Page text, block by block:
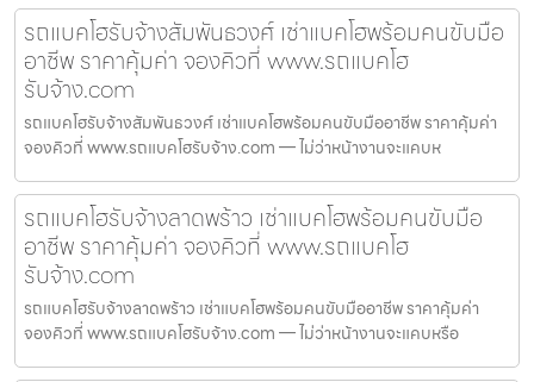
รถแบคโฮรับจ้างสัมพันธวงศ์ เช่าแบคโฮพร้อมคนขับมือ
อาชีพ ราคาคุ้มค่า จองคิวที่ www.รถแบคโฮ
รับจ้าง.com
รถแบคโฮรับจ้างสัมพันธวงศ์ เช่าแบคโฮพร้อมคนขับมืออาชีพ ราคาคุ้มค่า
จองคิวที่ www.รถแบคโฮรับจ้าง.com — ไม่ว่าหน้างานจะแคบห
รถแบคโฮรับจ้างลาดพร้าว เช่าแบคโฮพร้อมคนขับมือ
อาชีพ ราคาคุ้มค่า จองคิวที่ www.รถแบคโฮ
รับจ้าง.com
รถแบคโฮรับจ้างลาดพร้าว เช่าแบคโฮพร้อมคนขับมืออาชีพ ราคาคุ้มค่า
จองคิวที่ www.รถแบคโฮรับจ้าง.com — ไม่ว่าหน้างานจะแคบหรือ